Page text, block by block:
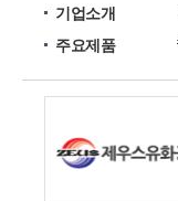
기업소개
주요제품